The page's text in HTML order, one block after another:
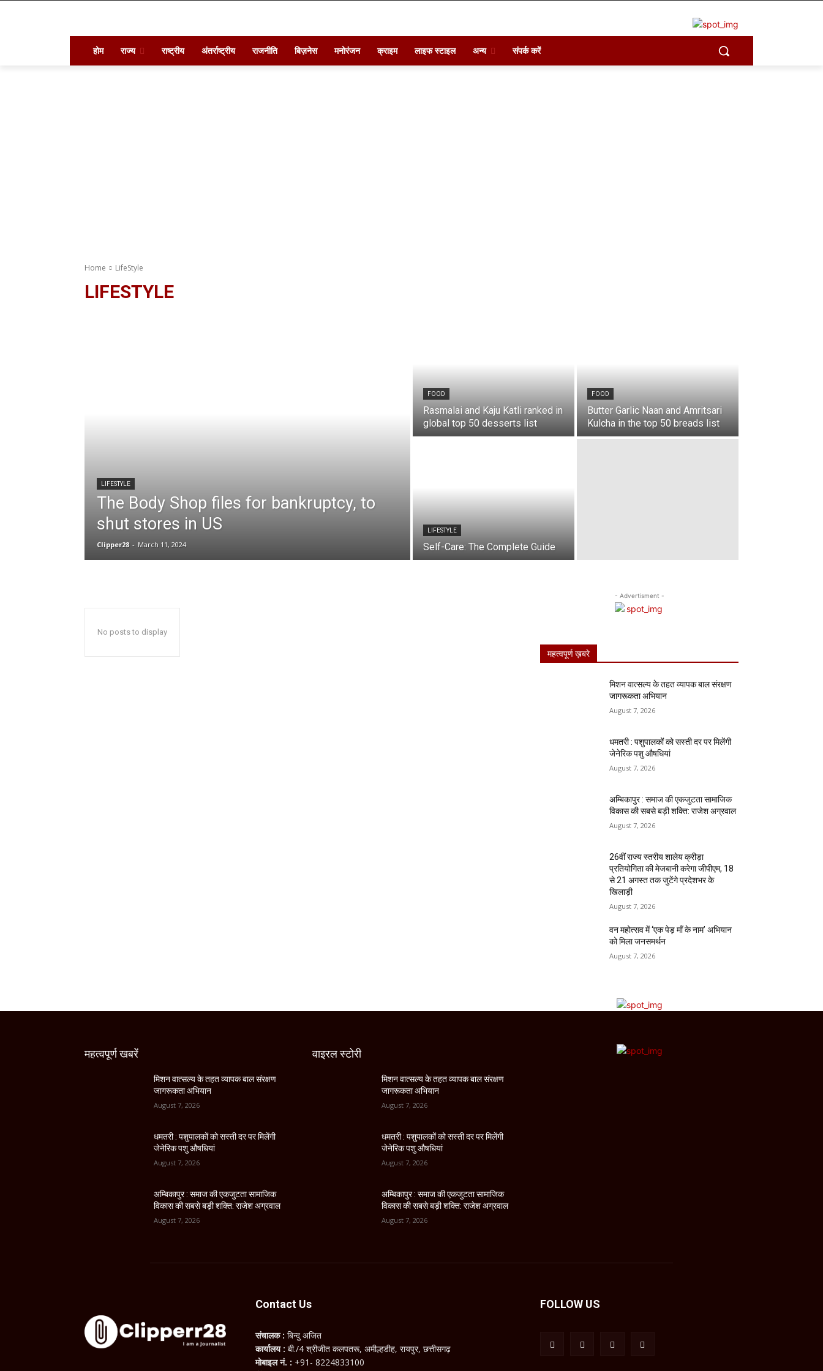
होम राज्य राष्ट्रीय अंतर्राष्ट्रीय राजनीति बिज़नेस मनोरंजन क्राइम लाइफ स्टाइल अन्य संपर्क करें
Home LifeStyle
LIFESTYLE
LIFESTYLE
The Body Shop files for bankruptcy, to
shut stores in US
Clipper28 - March 11, 2024
FOOD
Rasmalai and Kaju Katli ranked in
global top 50 desserts list
FOOD
Butter Garlic Naan and Amritsari
Kulcha in the top 50 breads list
LIFESTYLE
Self-Care: The Complete Guide
No posts to display
- Advertisment -
महत्वपूर्ण ख़बरे
मिशन वात्सल्य के तहत व्यापक बाल संरक्षण
जागरूकता अभियान
August 7, 2026
धमतरी : पशुपालकों को सस्ती दर पर मिलेंगी
जेनेरिक पशु औषधियां
August 7, 2026
अम्बिकापुर : समाज की एकजुटता सामाजिक
विकास की सबसे बड़ी शक्ति: राजेश अग्रवाल
August 7, 2026
26वीं राज्य स्तरीय शालेय क्रीड़ा
प्रतियोगिता की मेजबानी करेगा जीपीएम, 18
से 21 अगस्त तक जुटेंगे प्रदेशभर के
खिलाड़ी
August 7, 2026
वन महोत्सव में ‘एक पेड़ माँ के नाम’ अभियान
को मिला जनसमर्थन
August 7, 2026
महत्वपूर्ण खबरें
मिशन वात्सल्य के तहत व्यापक बाल संरक्षण
जागरूकता अभियान
August 7, 2026
धमतरी : पशुपालकों को सस्ती दर पर मिलेंगी
जेनेरिक पशु औषधियां
August 7, 2026
अम्बिकापुर : समाज की एकजुटता सामाजिक
विकास की सबसे बड़ी शक्ति: राजेश अग्रवाल
August 7, 2026
वाइरल स्टोरी
मिशन वात्सल्य के तहत व्यापक बाल संरक्षण
जागरूकता अभियान
August 7, 2026
धमतरी : पशुपालकों को सस्ती दर पर मिलेंगी
जेनेरिक पशु औषधियां
August 7, 2026
अम्बिकापुर : समाज की एकजुटता सामाजिक
विकास की सबसे बड़ी शक्ति: राजेश अग्रवाल
August 7, 2026
Contact Us
संचालक : बिन्दु अजित
कार्यालय : बी./4 श्रीजीत कलपतरू, अमील्हडीह, रायपुर, छत्तीसगढ़
मोबाइल नं. : +91- 8224833100
FOLLOW US